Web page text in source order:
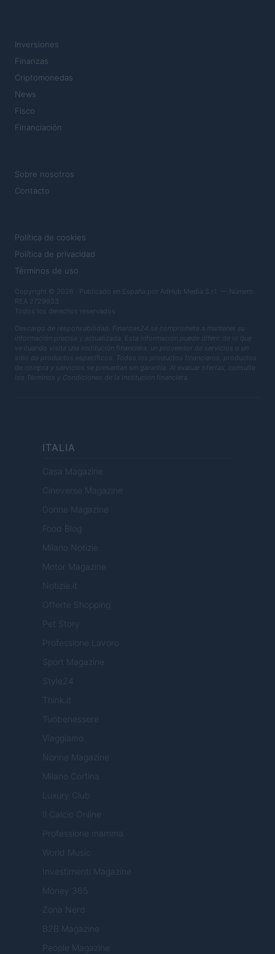
Inversiones
Finanzas
Criptomonedas
News
Fisco
Financiación
Sobre nosotros
Contacto
Política de cookies
Política de privacidad
Términos de uso
Copyright © 2026 · Publicado en España por AdHub Media S.r.l. — Número
REA 2729933
Todos los derechos reservados
Descargo de responsabilidad: Finanzas24 se compromete a mantener su
información precisa y actualizada. Esta información puede diferir de lo que
ve cuando visita una institución financiera, un proveedor de servicios o un
sitio de productos específicos. Todos los productos financieros, productos
de compra y servicios se presentan sin garantía. Al evaluar ofertas, consulte
los Términos y Condiciones de la institución financiera.
ITALIA
Casa Magazine
Cineverse Magazine
Donne Magazine
Food Blog
Milano Notizie
Motor Magazine
Notizie.it
Offerte Shopping
Pet Story
Professione Lavoro
Sport Magazine
Style24
Think.it
Tuobenessere
Viaggiamo
Nonne Magazine
Milano Cortina
Luxury Club
Il Calcio Online
Professione mamma
World Music
Investimenti Magazine
Money 365
Zona Nerd
B2B Magazine
People Magazine